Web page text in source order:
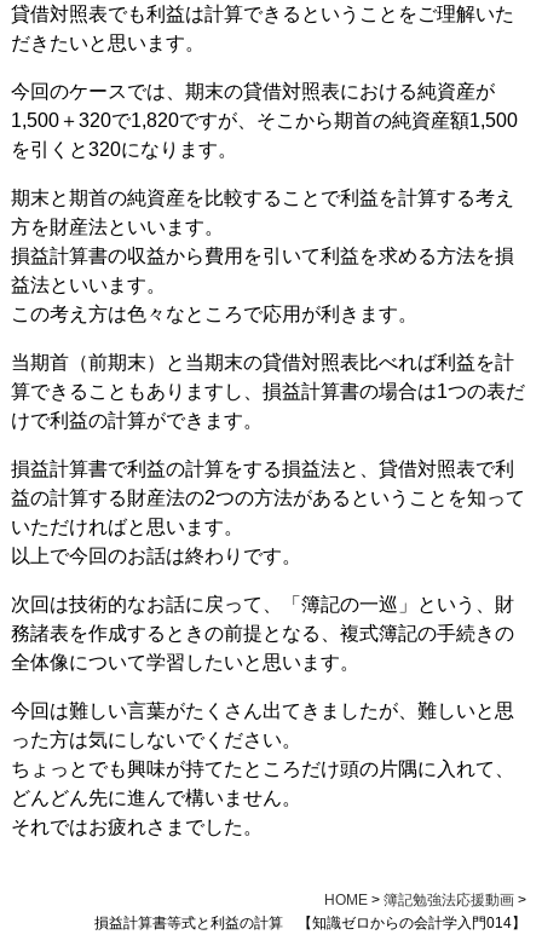
貸借対照表でも利益は計算できるということをご理解いた
だきたいと思います。
今回のケースでは、期末の貸借対照表における純資産が
1,500＋320で1,820ですが、そこから期首の純資産額1,500
を引くと320になります。
期末と期首の純資産を比較することで利益を計算する考え
方を財産法といいます。
損益計算書の収益から費用を引いて利益を求める方法を損
益法といいます。
この考え方は色々なところで応用が利きます。
当期首（前期末）と当期末の貸借対照表比べれば利益を計
算できることもありますし、損益計算書の場合は1つの表だ
けで利益の計算ができます。
損益計算書で利益の計算をする損益法と、貸借対照表で利
益の計算する財産法の2つの方法があるということを知って
いただければと思います。
以上で今回のお話は終わりです。
次回は技術的なお話に戻って、「簿記の一巡」という、財
務諸表を作成するときの前提となる、複式簿記の手続きの
全体像について学習したいと思います。
今回は難しい言葉がたくさん出てきましたが、難しいと思
った方は気にしないでください。
ちょっとでも興味が持てたところだけ頭の片隅に入れて、
どんどん先に進んで構いません。
それではお疲れさまでした。
HOME> 簿記勉強法応援動画>
損益計算書等式と利益の計算 【知識ゼロからの会計学入門014】